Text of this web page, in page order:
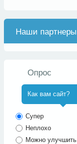
Наши партнеры
Опрос
Как вам сайт?
Супер
Неплохо
Можно улучшить